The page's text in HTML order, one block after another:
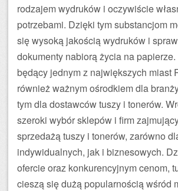
rodzajem wydruków i oczywiście
potrzebami. Dzięki tym substancjom
się wysoką jakością wydruków i
dokumenty nabiorą życia na papierze.
będący jednym z największych miast
również ważnym ośrodkiem dla
tym dla dostawców tuszy i tonerów.
szeroki wybór sklepów i firm
sprzedażą tuszy i tonerów, zarówno
indywidualnych, jak i biznesowych.
ofercie oraz konkurencyjnym cenom,
cieszą się dużą popularnością wśród